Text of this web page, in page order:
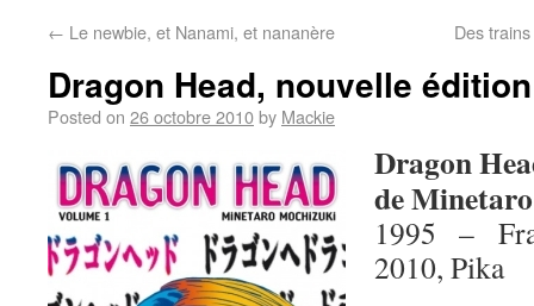
← Le newbie, et Nanami, et nananère Des
Dragon Head, nouvelle édition
Posted on 26 octobre 2010by Mackie
Dragon
de
1995 –
2010, Pika